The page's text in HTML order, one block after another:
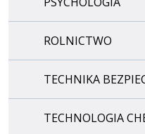
ROLNICTWO
TECHNIKA
TECHNOLOGIA